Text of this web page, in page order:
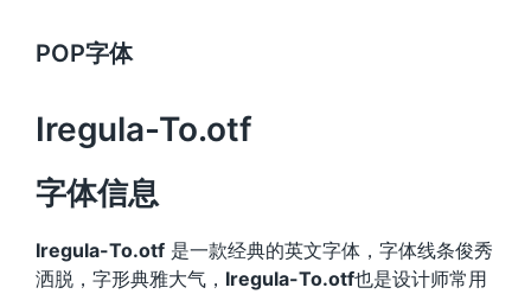
POP字体
Iregula-To.otf
字体信息
Iregula-To.otf 是一款经典的英文字体，字体线条俊秀
洒脱，字形典雅大气， Iregula-To.otf也是设计师常用